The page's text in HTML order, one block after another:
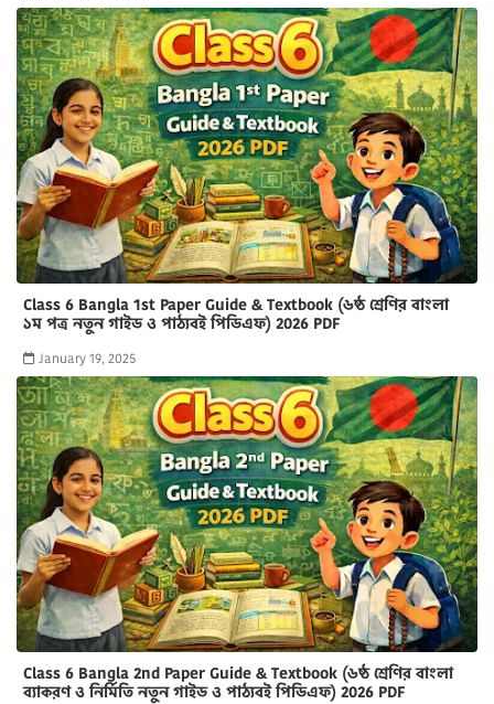
Class 6 Bangla 1st Paper Guide & Textbook (৬ষ্ঠ শ্রেণির বাংলা
১ম পত্র নতুন গাইড ও পাঠ্যবই পিডিএফ) 2026 PDF
January 19, 2025
Class 6 Bangla 2nd Paper Guide & Textbook (৬ষ্ঠ শ্রেণির বাংলা
ব্যাকরণ ও নির্মিতি নতুন গাইড ও পাঠ্যবই পিডিএফ) 2026 PDF